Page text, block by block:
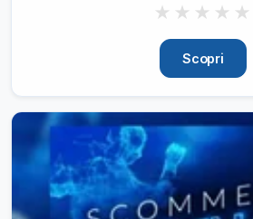
★ ★ ★ ★ ★
Scopri